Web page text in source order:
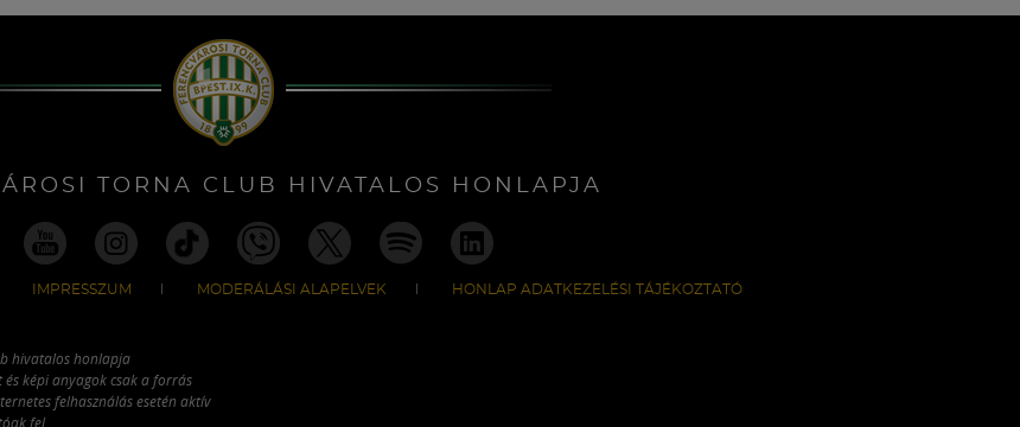
TORNA CLUB HIVATALOS HONLAPJA
IMPRESSZUM MODERÁLÁSI ALAPELVEK HONLAP ADATKEZELÉSI TÁJÉKOZTATÓ
hivatalos honlapja
képi anyagok csak a forrás
felhasználás esetén aktív
fel.